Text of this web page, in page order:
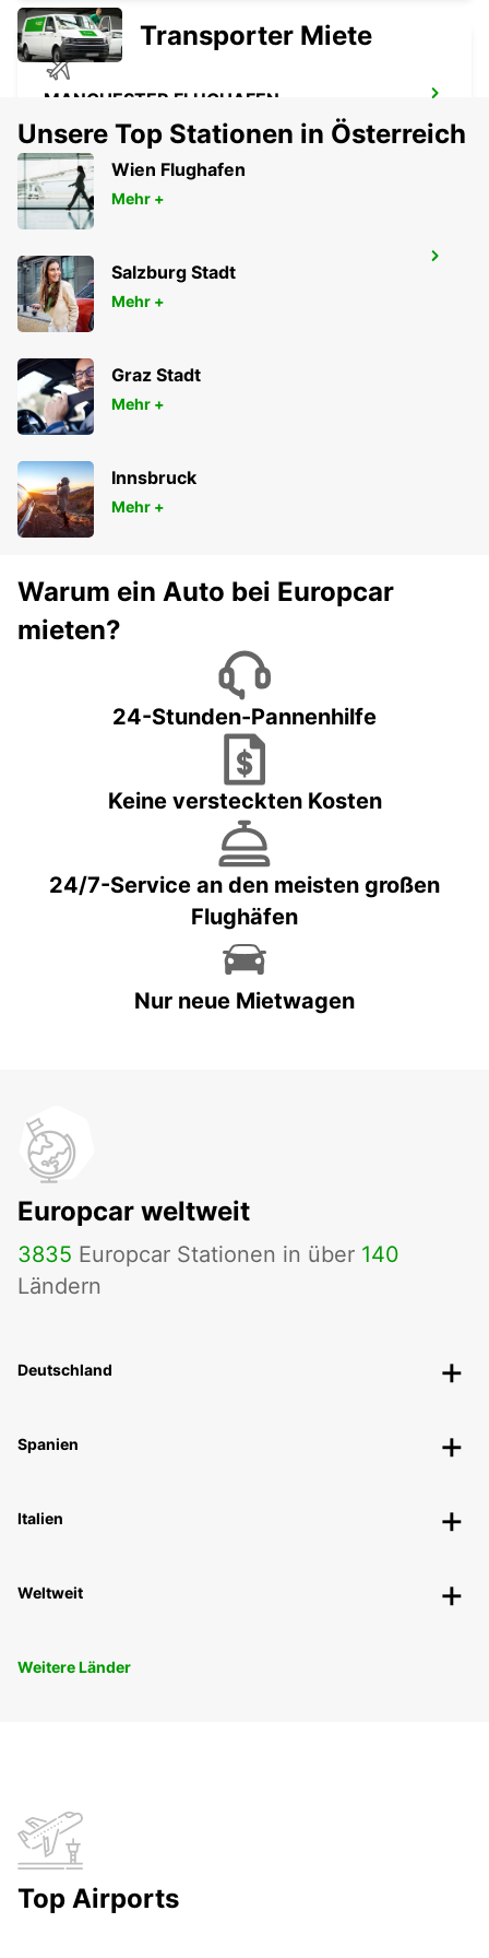
MANCHESTER FLUGHAFEN
MANCHESTER - UNITED KINGDOM
MANCHESTER TRAFFORD PARK
MANCHESTER - UNITED KINGDOM
Transporter Miete
Unsere Top Stationen in Österreich
Wien Flughafen
Mehr +
Salzburg Stadt
Mehr +
Graz Stadt
Mehr +
Innsbruck
Mehr +
Warum ein Auto bei Europcar
mieten?
24-Stunden-Pannenhilfe
Keine versteckten Kosten
24/7-Service an den meisten großen
Flughäfen
Nur neue Mietwagen
Europcar weltweit
3835 Europcar Stationen in über 140
Ländern
Deutschland
Spanien
Italien
Weltweit
Weitere Länder
Top Airports